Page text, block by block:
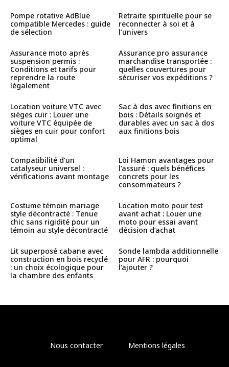
Pompe rotative AdBlue
compatible Mercedes : guide
de sélection
Retraite spirituelle pour se
reconnecter à soi et à
l’univers
Assurance moto après
suspension permis :
Conditions et tarifs pour
reprendre la route
légalement
Assurance pro assurance
marchandise transportée :
quelles couvertures pour
sécuriser vos expéditions ?
Location voiture VTC avec
sièges cuir : Louer une
voiture VTC équipée de
sièges en cuir pour confort
optimal
Sac à dos avec finitions en
bois : Détails soignés et
durables avec un sac à dos
aux finitions bois
Compatibilité d’un
catalyseur universel :
vérifications avant montage
Loi Hamon avantages pour
l’assuré : quels bénéfices
concrets pour les
consommateurs ?
Costume témoin mariage
style décontracté : Tenue
chic sans rigidité pour un
témoin au style décontracté
Location moto pour test
avant achat : Louer une
moto pour essai avant
décision d’achat
Lit superposé cabane avec
construction en bois recyclé
: un choix écologique pour
la chambre des enfants
Sonde lambda additionnelle
pour AFR : pourquoi
l’ajouter ?
Nous contacter Mentions légales